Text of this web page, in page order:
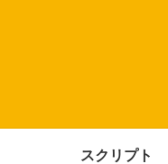
スクリプト